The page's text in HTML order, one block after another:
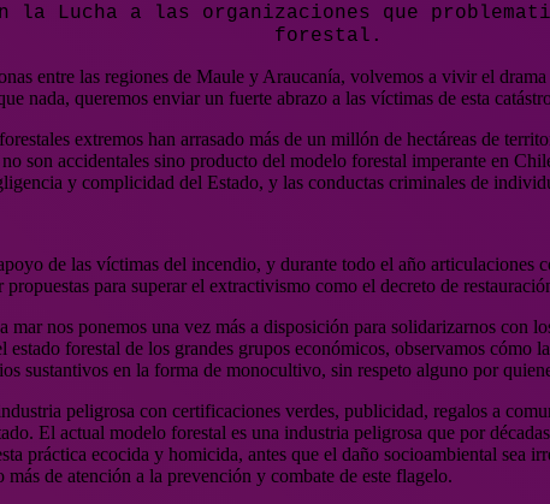
la Lucha a las organizaciones que
forestal.
entre las regiones de Maule y Araucanía, volvemos a vivir el
nada, queremos enviar un fuerte abrazo a las víctimas de esta
extremos han arrasado más de un millón de hectáreas de
son accidentales sino producto del modelo forestal imperante en
y complicidad del Estado, y las conductas criminales de
de las víctimas del incendio, y durante todo el año
para superar el extractivismo como el decreto de
nos ponemos una vez más a disposición para solidarizarnos con
forestal de los grandes grupos económicos, observamos cómo
sustantivos en la forma de monocultivo, sin respeto alguno por
peligrosa con certificaciones verdes, publicidad, regalos a
El actual modelo forestal es una industria peligrosa que por
práctica ecocida y homicida, antes que el daño socioambiental sea
de atención a la prevención y combate de este flagelo.